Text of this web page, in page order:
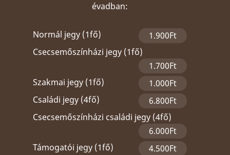
évadban:
Normál jegy (1fő)
1.900Ft
Csecsemőszínházi jegy (1fő)
1.700Ft
Szakmai jegy (1fő)
1.000Ft
Családi jegy (4fő)
6.800Ft
Csecsemőszínházi családi jegy (4fő)
6.000Ft
Támogatói jegy (1fő)
4.500Ft